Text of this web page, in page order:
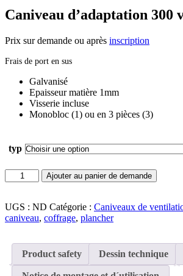
Caniveau d’adaptation 300
Prix sur demande ou après inscription
Frais de port en sus
Galvanisé
Epaisseur matière 1mm
Visserie incluse
Monobloc (1) ou en 3 pièces (3)
typ
quantité
de
d'adaptation
300
Ajouter au panier de demande
UGS : ND Catégorie : Caniveaux de
caniveau, coffrage, plancher
Product safety Dessin technique